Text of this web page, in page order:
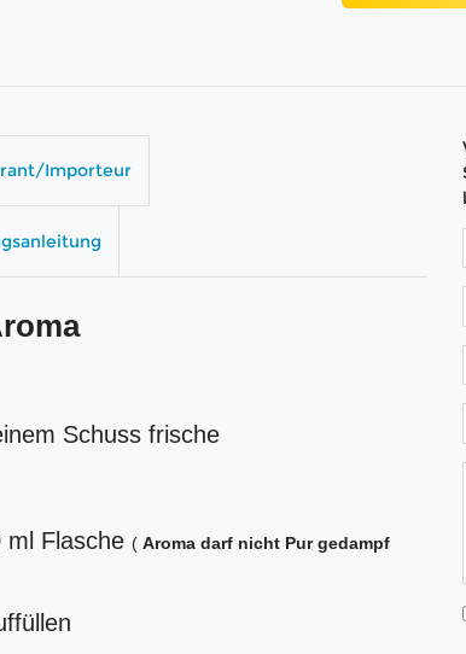
Importeur
Schuss frische
ml Flasche ( Aroma darf nicht Pur gedampf